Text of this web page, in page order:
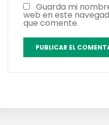
Guarda mi
web en este
que comente.